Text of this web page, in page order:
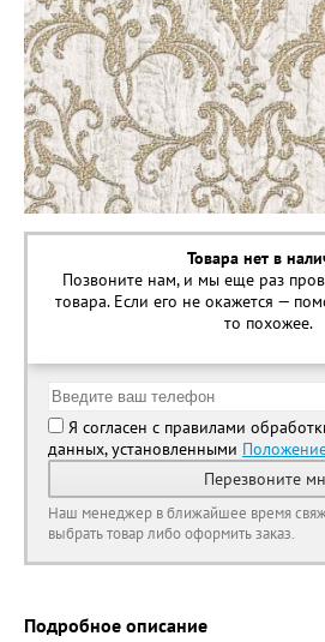
Товара нет в
Позвоните нам, и мы еще раз
товара. Если его не окажется —
то похожее.
Я согласен с правилами
данных, установленными
Перезвоните
Наш менеджер в ближайшее время
выбрать товар либо оформить заказ.
Подробное описание